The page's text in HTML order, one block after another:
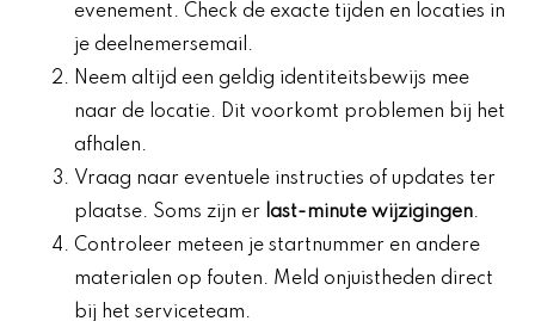
evenement. Check de exacte tijden en locaties in
je deelnemersemail.
Neem altijd een geldig identiteitsbewijs mee
naar de locatie. Dit voorkomt problemen bij het
afhalen.
Vraag naar eventuele instructies of updates ter
plaatse. Soms zijn er last-minute wijzigingen.
Controleer meteen je startnummer en andere
materialen op fouten. Meld onjuistheden direct
bij het serviceteam.